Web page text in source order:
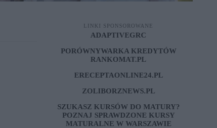
LINKI SPONSOROWANE
ADAPTIVEGRC
PORÓWNYWARKA KREDYTÓW
RANKOMAT.PL
ERECEPTAONLINE24.PL
ZOLIBORZNEWS.PL
SZUKASZ KURSÓW DO MATURY?
POZNAJ SPRAWDZONE KURSY
MATURALNE W WARSZAWIE